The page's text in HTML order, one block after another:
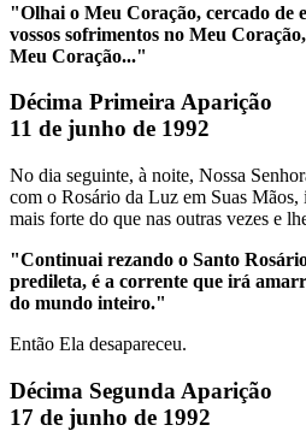
"Olhai o Meu Coração, cercado de
vossos sofrimentos no Meu
Meu Coração..."
Décima Primeira Aparição
11 de junho de 1992
No dia seguinte, à noite, Nossa
com o Rosário da Luz em Suas
mais forte do que nas outras vezes e
"Continuai rezando o Santo
predileta, é a corrente que irá
do mundo inteiro."
Então Ela desapareceu.
Décima Segunda Aparição
17 de junho de 1992